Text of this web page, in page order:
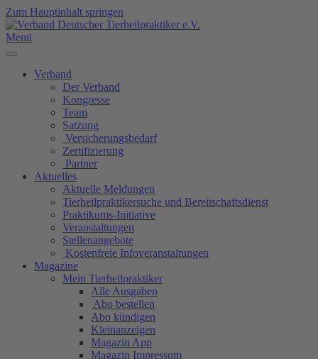
Zum Hauptinhalt springen
Menü
Verband
Der Verband
Kongresse
Team
Satzung
Versicherungsbedarf
Zertifizierung
Partner
Aktuelles
Aktuelle Meldungen
Tierheilpraktikersuche und Bereitschaftsdienst
Praktikums-Initiative
Veranstaltungen
Stellenangebote
Kostenfreie Infoveranstaltungen
Magazine
Mein Tierheilpraktiker
Alle Ausgaben
Abo bestellen
Abo kündigen
Kleinanzeigen
Magazin App
Magazin Impressum